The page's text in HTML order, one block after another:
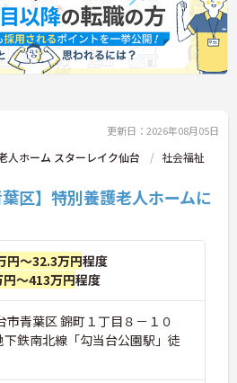
更新日：2026年08月05日
人ホーム スターレイク仙台
社会福祉
葉区】特別養護老人ホームに
円～32.3万円程度
円～413万円程度
市青葉区 錦町１丁目８－１０
鉄南北線「勾当台公園駅」徒